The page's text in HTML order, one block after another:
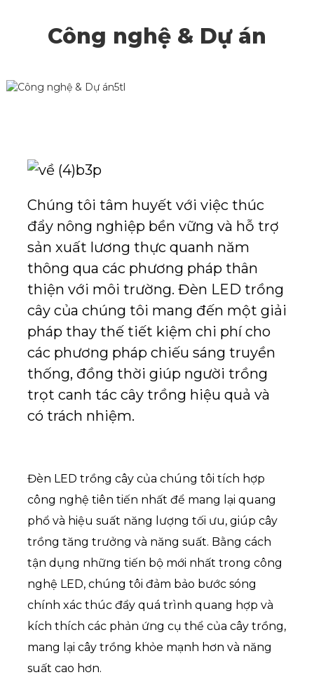
Công nghệ & Dự án
Chúng tôi tâm huyết với việc thúc
đẩy nông nghiệp bền vững và hỗ trợ
sản xuất lương thực quanh năm
thông qua các phương pháp thân
thiện với môi trường. Đèn LED trồng
cây của chúng tôi mang đến một giải
pháp thay thế tiết kiệm chi phí cho
các phương pháp chiếu sáng truyền
thống, đồng thời giúp người trồng
trọt canh tác cây trồng hiệu quả và
có trách nhiệm.
Đèn LED trồng cây của chúng tôi tích hợp
công nghệ tiên tiến nhất để mang lại quang
phổ và hiệu suất năng lượng tối ưu, giúp cây
trồng tăng trưởng và năng suất. Bằng cách
tận dụng những tiến bộ mới nhất trong công
nghệ LED, chúng tôi đảm bảo bước sóng
chính xác thúc đẩy quá trình quang hợp và
kích thích các phản ứng cụ thể của cây trồng,
mang lại cây trồng khỏe mạnh hơn và năng
suất cao hơn.